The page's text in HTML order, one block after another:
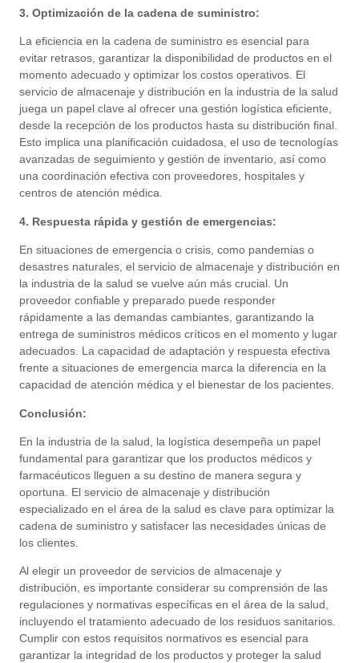
3. Optimización de la cadena de suministro:
La eficiencia en la cadena de suministro es esencial para
evitar retrasos, garantizar la disponibilidad de productos en el
momento adecuado y optimizar los costos operativos. El
servicio de almacenaje y distribución en la industria de la salud
juega un papel clave al ofrecer una gestión logística eficiente,
desde la recepción de los productos hasta su distribución final.
Esto implica una planificación cuidadosa, el uso de tecnologías
avanzadas de seguimiento y gestión de inventario, así como
una coordinación efectiva con proveedores, hospitales y
centros de atención médica.
4. Respuesta rápida y gestión de emergencias:
En situaciones de emergencia o crisis, como pandemias o
desastres naturales, el servicio de almacenaje y distribución en
la industria de la salud se vuelve aún más crucial. Un
proveedor confiable y preparado puede responder
rápidamente a las demandas cambiantes, garantizando la
entrega de suministros médicos críticos en el momento y lugar
adecuados. La capacidad de adaptación y respuesta efectiva
frente a situaciones de emergencia marca la diferencia en la
capacidad de atención médica y el bienestar de los pacientes.
Conclusión:
En la industria de la salud, la logística desempeña un papel
fundamental para garantizar que los productos médicos y
farmacéuticos lleguen a su destino de manera segura y
oportuna. El servicio de almacenaje y distribución
especializado en el área de la salud es clave para optimizar la
cadena de suministro y satisfacer las necesidades únicas de
los clientes.
Al elegir un proveedor de servicios de almacenaje y
distribución, es importante considerar su comprensión de las
regulaciones y normativas específicas en el área de la salud,
incluyendo el tratamiento adecuado de los residuos sanitarios.
Cumplir con estos requisitos normativos es esencial para
garantizar la integridad de los productos y proteger la salud